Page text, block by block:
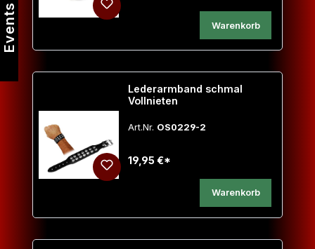
Warenkorb
Lederarmband schmal
Vollnieten
Art.Nr. OS0229-2
19,95 €*
Warenkorb
Events